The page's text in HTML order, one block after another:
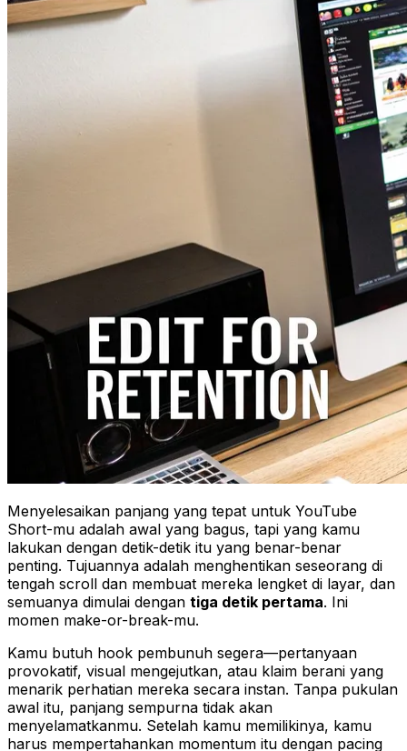
Menyelesaikan panjang yang tepat untuk YouTube
Short-mu adalah awal yang bagus, tapi yang kamu
lakukan dengan detik-detik itu yang benar-benar
penting. Tujuannya adalah menghentikan seseorang di
tengah scroll dan membuat mereka lengket di layar, dan
semuanya dimulai dengan tiga detik pertama. Ini
momen make-or-break-mu.
Kamu butuh hook pembunuh segera—pertanyaan
provokatif, visual mengejutkan, atau klaim berani yang
menarik perhatian mereka secara instan. Tanpa pukulan
awal itu, panjang sempurna tidak akan
menyelamatkanmu. Setelah kamu memilikinya, kamu
harus mempertahankan momentum itu dengan pacing